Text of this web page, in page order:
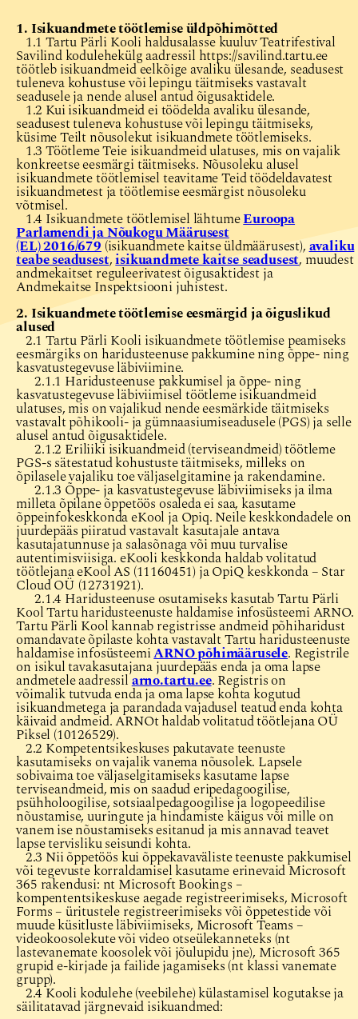
1. Isikuandmete töötlemise üldpõhimõtted
1.1 Tartu Pärli Kooli haldusalasse kuuluv Teatrifestival
Savilind kodulehekülg aadressil https://savilind.tartu.ee
töötleb isikuandmeid eelkõige avaliku ülesande, seadusest
tuleneva kohustuse või lepingu täitmiseks vastavalt
seadusele ja nende alusel antud õigusaktidele.
1.2 Kui isikuandmeid ei töödelda avaliku ülesande,
seadusest tuleneva kohustuse või lepingu täitmiseks,
küsime Teilt nõusolekut isikuandmete töötlemiseks.
1.3 Töötleme Teie isikuandmeid ulatuses, mis on vajalik
konkreetse eesmärgi täitmiseks. Nõusoleku alusel
isikuandmete töötlemisel teavitame Teid töödeldavatest
isikuandmetest ja töötlemise eesmärgist nõusoleku
võtmisel.
1.4 Isikuandmete töötlemisel lähtumeEuroopa
Parlamendi ja Nõukogu Määrusest
(EL) 2016/679(isikuandmete kaitse üldmäärusest),avaliku
teabe seadusest,isikuandmete kaitse seadusest, muudest
andmekaitset reguleerivatest õigusaktidest ja
Andmekaitse Inspektsiooni juhistest.
2. Isikuandmete töötlemise eesmärgid ja õiguslikud
alused
2.1 Tartu Pärli Kooli isikuandmete töötlemise peamiseks
eesmärgiks on haridusteenuse pakkumine ning õppe- ning
kasvatustegevuse läbiviimine.
2.1.1 Haridusteenuse pakkumisel ja õppe- ning
kasvatustegevuse läbiviimisel töötleme isikuandmeid
ulatuses, mis on vajalikud nende eesmärkide täitmiseks
vastavalt põhikooli- ja gümnaasiumiseadusele (PGS) ja selle
alusel antud õigusaktidele.
2.1.2 Eriliiki isikuandmeid (terviseandmeid) töötleme
PGS-s sätestatud kohustuste täitmiseks, milleks on
õpilasele vajaliku toe väljaselgitamine ja rakendamine.
2.1.3 Õppe- ja kasvatustegevuse läbiviimiseks ja ilma
milleta õpilane õppetöös osaleda ei saa, kasutame
õppeinfokeskkonda eKool ja Opiq. Neile keskkondadele on
juurdepääs piiratud vastavalt kasutajale antava
kasutajatunnuse ja salasõnaga või muu turvalise
autentimisviisiga. eKooli keskkonda haldab volitatud
töötlejana eKool AS (11160451) ja OpiQ keskkonda – Star
Cloud OÜ (12731921).
2.1.4 Haridusteenuse osutamiseks kasutab Tartu Pärli
Kool Tartu haridusteenuste haldamise infosüsteemi ARNO.
Tartu Pärli Kool kannab registrisse andmeid põhiharidust
omandavate õpilaste kohta vastavalt Tartu haridusteenuste
haldamise infosüsteemiARNO põhimäärusele. Registrile
on isikul tavakasutajana juurdepääs enda ja oma lapse
andmetele aadressilarno.tartu.ee. Registris on
võimalik tutvuda enda ja oma lapse kohta kogutud
isikuandmetega ja parandada vajadusel teatud enda kohta
käivaid andmeid. ARNOt haldab volitatud töötlejana OÜ
Piksel (10126529).
2.2 Kompetentsikeskuses pakutavate teenuste
kasutamiseks on vajalik vanema nõusolek. Lapsele
sobivaima toe väljaselgitamiseks kasutame lapse
terviseandmeid, mis on saadud eripedagoogilise,
psühholoogilise, sotsiaalpedagoogilise ja logopeedilise
nõustamise, uuringute ja hindamiste käigus või mille on
vanem ise nõustamiseks esitanud ja mis annavad teavet
lapse tervisliku seisundi kohta.
2.3 Nii õppetöös kui õppekavaväliste teenuste pakkumisel
või tegevuste korraldamisel kasutame erinevaid Microsoft
365 rakendusi: nt Microsoft Bookings –
kompententsikeskuse aegade registreerimiseks, Microsoft
Forms – üritustele registreerimiseks või õppetestide või
muude küsitluste läbiviimiseks, Microsoft Teams –
videokoosolekute või video otseülekanneteks (nt
lastevanemate koosolek või jõulupidu jne), Microsoft 365
grupid e-kirjade ja failide jagamiseks (nt klassi vanemate
grupp).
2.4 Kooli kodulehe (veebilehe) külastamisel kogutakse ja
säilitatavad järgnevaid isikuandmed: